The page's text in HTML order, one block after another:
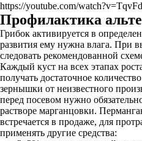
https://youtube.com/
Профилактика
Грибок активируется в
развития ему нужна влага. При
следовать рекомендованной
Каждый куст на всех этапах
получать достаточное
зернышки от неизвестного
перед посевом нужно
растворе марганцовки.
встречается в продаже, для
применять другие средства: